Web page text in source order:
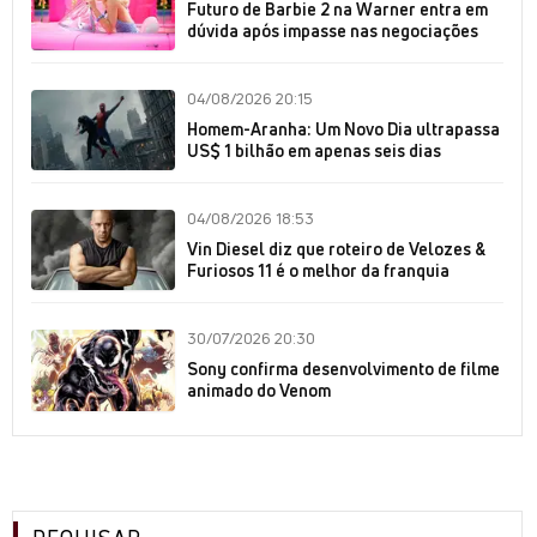
Futuro de Barbie 2 na Warner entra em
dúvida após impasse nas negociações
04/08/2026 20:15
Homem-Aranha: Um Novo Dia ultrapassa
US$ 1 bilhão em apenas seis dias
04/08/2026 18:53
Vin Diesel diz que roteiro de Velozes &
Furiosos 11 é o melhor da franquia
30/07/2026 20:30
Sony confirma desenvolvimento de filme
animado do Venom